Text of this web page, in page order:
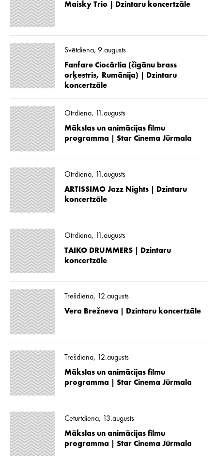
Maisky Trio | Dzintaru koncertzāle
Svētdiena, 9.augusts
Fanfare Ciocărlia (čigānu brass
orķestris, Rumānija) | Dzintaru
koncertzāle
Otrdiena, 11.augusts
Mākslas un animācijas filmu
programma | Star Cinema Jūrmala
Otrdiena, 11.augusts
ARTISSIMO Jazz Nights | Dzintaru
koncertzāle
Otrdiena, 11.augusts
TAIKO DRUMMERS | Dzintaru
koncertzāle
Trešdiena, 12.augusts
Vera Brežneva | Dzintaru koncertzāle
Trešdiena, 12.augusts
Mākslas un animācijas filmu
programma | Star Cinema Jūrmala
Ceturtdiena, 13.augusts
Mākslas un animācijas filmu
programma | Star Cinema Jūrmala